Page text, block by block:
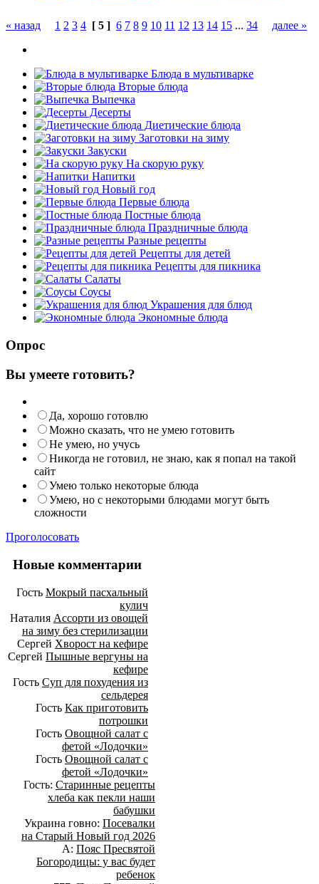
« назад 1 2 3 4 [ 5 ] 6 7 8 9 10 11 12 13 14 15 ... 34 далее »
Блюда в мультиварке
Вторые блюда
Выпечка
Десерты
Диетические блюда
Заготовки на зиму
Закуски
На скорую руку
Напитки
Новый год
Первые блюда
Постные блюда
Праздничные блюда
Разные рецепты
Рецепты для детей
Рецепты для пикника
Салаты
Соусы
Украшения для блюд
Экономные блюда
Опрос
Вы умеете готовить?
Да, хорошо готовлю
Можно сказать, что не умею готовить
Не умею, но учусь
Никогда не готовил, не знаю, как я попал на такой
сайт
Умею только некоторые блюда
Умею, но с некоторыми блюдами могут быть
сложности
Проголосовать
Новые комментарии
Гость Мокрый пасхальный
кулич
Наталия Ассорти из овощей
на зиму без стерилизации
Сергей Хворост на кефире
Сергей Пышные вергуны на
кефире
Гость Суп для похудения из
сельдерея
Гость Как приготовить
потрошки
Гость Овощной салат с
фетой «Лодочки»
Гость Овощной салат с
фетой «Лодочки»
Гость: Старинные рецепты
хлеба как пекли наши
бабушки
Украина говно: Посевалки
на Старый Новый год 2026
А: Пояс Пресвятой
Богородицы: у вас будет
ребенок